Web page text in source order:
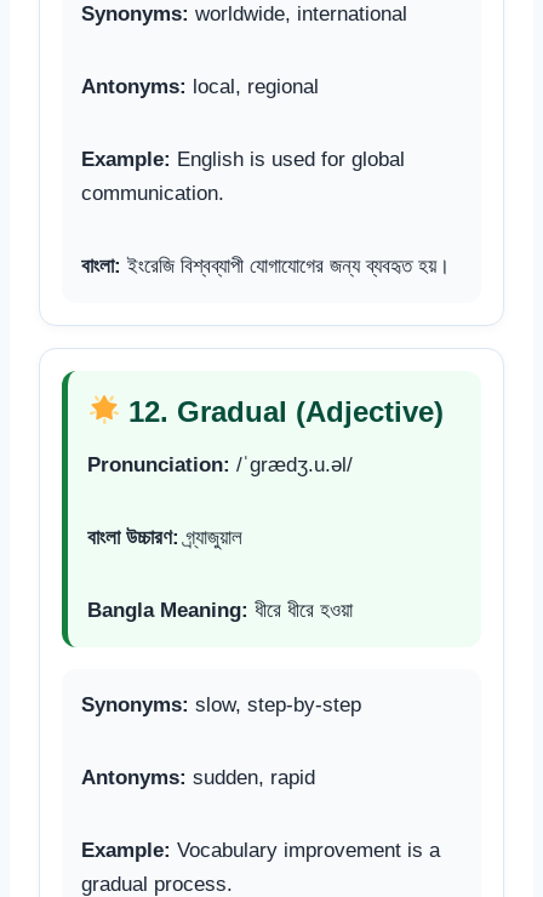
Synonyms: worldwide, international
Antonyms: local, regional
Example: English is used for global
communication.
বাংলা: ইংরেজি বিশ্বব্যাপী যোগাযোগের জন্য ব্যবহৃত হয়।
12. Gradual (Adjective)
Pronunciation: /ˈɡrædʒ.u.əl/
বাংলা উচ্চারণ: গ্র্যাজুয়াল
Bangla Meaning: ধীরে ধীরে হওয়া
Synonyms: slow, step-by-step
Antonyms: sudden, rapid
Example: Vocabulary improvement is a
gradual process.